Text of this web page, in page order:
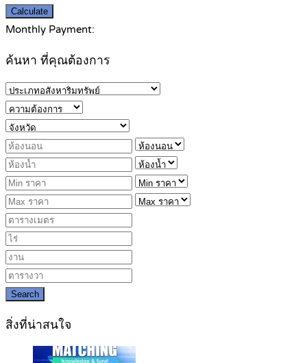
Calculate
Monthly Payment:
ค้นหา ที่คุณต้องการ
Search
สิ่งที่น่าสนใจ